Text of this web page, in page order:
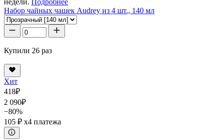
недели. Подробнее
Набор чайных чашек Audrey из 4 шт., 140 мл
Купили 26 раз
Хит
418₽
2 090₽
−80%
105 ₽ x4 платежа